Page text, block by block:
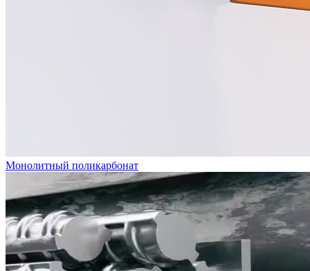
Монолитный поликарбонат